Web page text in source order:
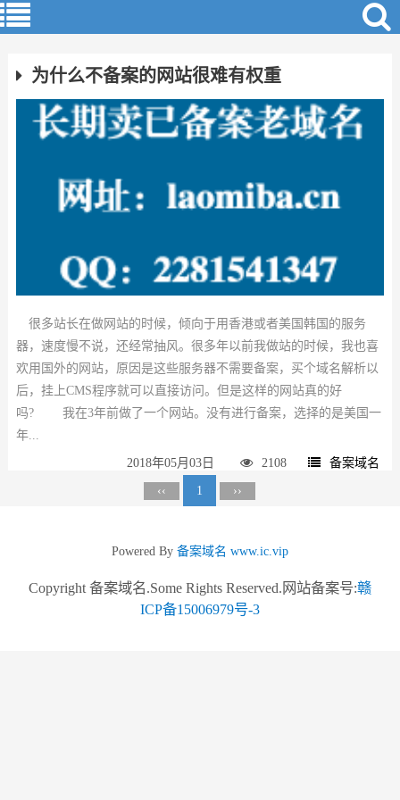
为什么不备案的网站很难有权重
很多站长在做网站的时候，倾向于用香港或者美国韩国的服务
器，速度慢不说，还经常抽风。很多年以前我做站的时候，我也喜
欢用国外的网站，原因是这些服务器不需要备案，买个域名解析以
后，挂上CMS程序就可以直接访问。但是这样的网站真的好
吗? 我在3年前做了一个网站。没有进行备案，选择的是美国一
年...
2018年05月03日 2108 备案域名
‹‹ 1 ››
Powered By 备案域名 www.ic.vip
Copyright 备案域名.Some Rights Reserved.网站备案号:赣
ICP备15006979号-3